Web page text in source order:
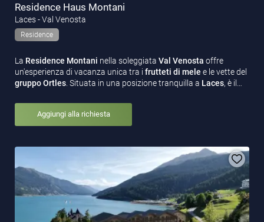
Residence Haus Montani
Laces - Val Venosta
Residence
La Residence Montani nella soleggiata Val Venosta offre
un'esperienza di vacanza unica tra i frutteti di mele e le vette del
gruppo Ortles . Situata in una posizione tranquilla a Laces, è il…
Aggiungi alla richiesta